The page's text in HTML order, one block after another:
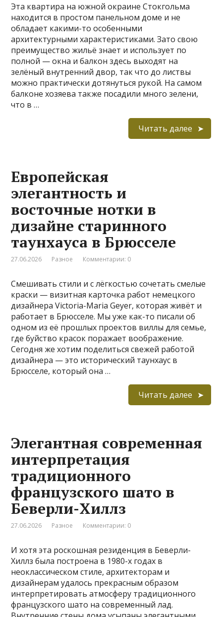
Эта квартира на южной окраине Стокгольма
находится в простом панельном доме и не
обладает какими-то особенными
архитектурными характеристиками. Зато свою
преимущество жильё знает и использует по
полной — окна и балкон здесь выходят на
зелёный внутренний двор, так что до листвы
можно практически дотянуться рукой. На самом
балконе хозяева также посадили много зелени,
что в …
Читать далее
Европейская
элегантность и
восточные нотки в
дизайне старинного
таунхауса в Брюсселе
27.06.2026 Разное Комментарии: 0
Смешивать стили и с лёгкостью сочетать смелые
краски — визитная карточка работ немецкого
дизайнера Victoria-Maria Geyer, которая живёт и
работает в Брюсселе. Мы уже как-то писали об
одном из её прошлых проектов виллы для семье,
где буйство красок поражает воображение.
Сегодня же хотим поделиться свежей работой
дизайнера — это исторический таунхаус в
Брюсселе, который она …
Читать далее
Элегантная современная
интерпретация
традиционного
французского шато в
Беверли-Хиллз
27.06.2026 Разное Комментарии: 0
И хотя эта роскошная резиденция в Беверли-
Хиллз была построена в 1980-х годах в
неоклассическом стиле, архитекторам и
дизайнерам удалось прекрасным образом
интерпретировать атмосферу традиционного
французского шато на современный лад.